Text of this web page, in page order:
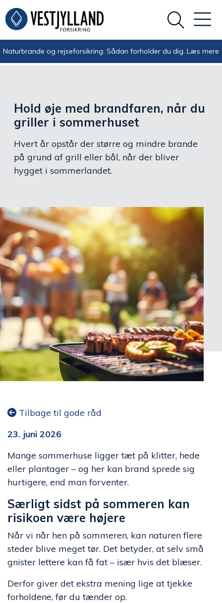
Naturbrande og rejseforsikring: Sådan forholder du dig. Læs mere
Hold øje med brandfaren, når du
griller i sommerhuset
Hvert år opstår der større og mindre brande
på grund af grill eller bål, når der bliver
hygget i sommerlandet.
Tilbage til gode råd
23. juni 2026
Mange sommerhuse ligger tæt på klitter, hede
eller plantager – og her kan brand sprede sig
hurtigere, end man forventer.
Særligt sidst på sommeren kan
risikoen være højere
Når vi når hen på sommeren, kan naturen flere
steder blive meget tør. Det betyder, at selv små
gnister lettere kan få fat – især hvis det blæser.
Derfor giver det ekstra mening lige at tjekke
forholdene, før du tænder op.